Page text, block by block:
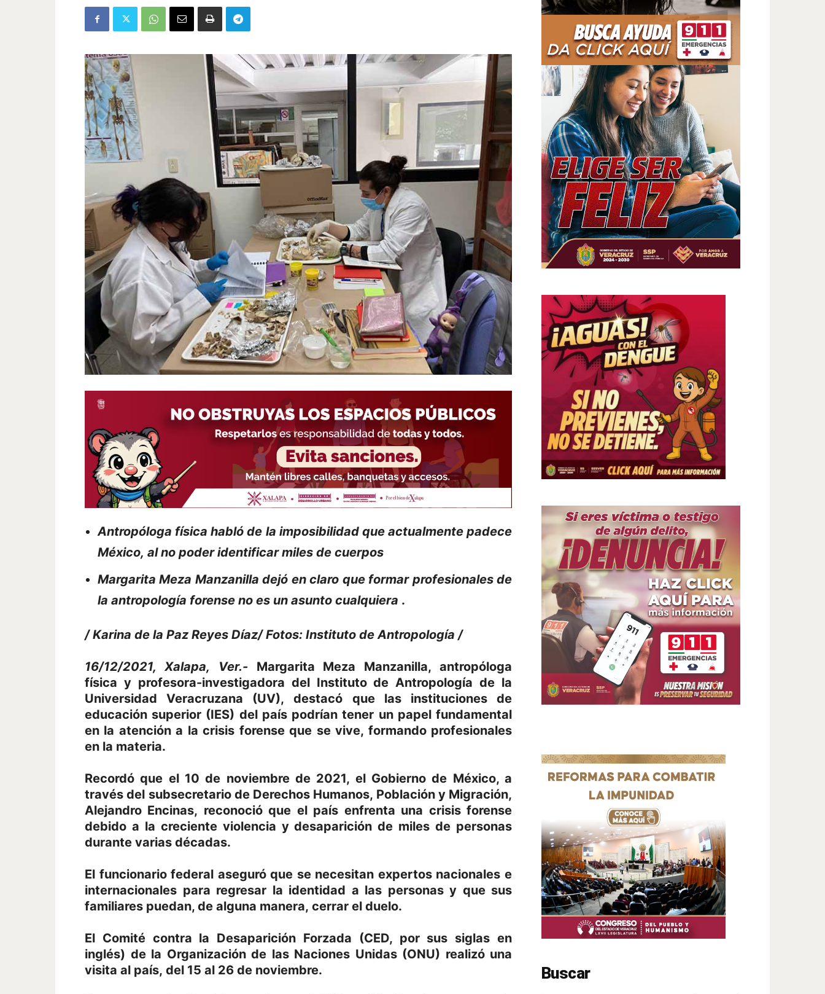
Antropóloga física habló de la imposibilidad que actualmente padece
México, al no poder identificar miles de cuerpos
Margarita Meza Manzanilla dejó en claro que formar profesionales de
la antropología forense no es un asunto cualquiera .
/ Karina de la Paz Reyes Díaz/Fotos: Instituto de Antropología /
16/12/2021, Xalapa, Ver.-Margarita Meza Manzanilla, antropóloga
física y profesora-investigadora del Instituto de Antropología de la
Universidad Veracruzana (UV), destacó que las instituciones de
educación superior (IES) del país podrían tener un papel fundamental
en la atención a la crisis forense que se vive, formando profesionales
en la materia.
Recordó que el 10 de noviembre de 2021, el Gobierno de México, a
través del subsecretario de Derechos Humanos, Población y Migración,
Alejandro Encinas, reconoció que el país enfrenta una crisis forense
debido a la creciente violencia y desaparición de miles de personas
durante varias décadas.
El funcionario federal aseguró que se necesitan expertos nacionales e
internacionales para regresar la identidad a las personas y que sus
familiares puedan, de alguna manera, cerrar el duelo.
El Comité contra la Desaparición Forzada (CED, por sus siglas en
inglés) de la Organización de las Naciones Unidas (ONU) realizó una
visita al país, del 15 al 26 de noviembre.
Buscar